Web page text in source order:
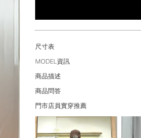
尺寸表
MODEL資訊
商品描述
商品問答
門市店員實穿推薦